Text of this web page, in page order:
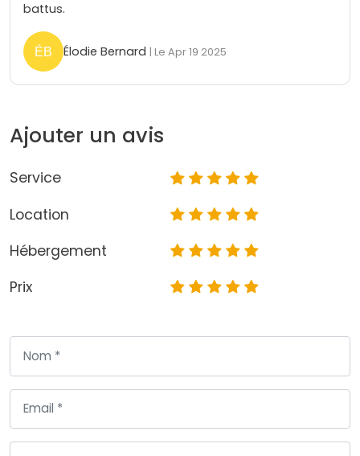
battus.
Élodie Bernard | Le Apr 19 2025
Ajouter un avis
Service
Location
Hébergement
Prix